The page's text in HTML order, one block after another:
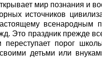
мир познания и
источников
всенародным
Это праздник прежде
порог
детьми или